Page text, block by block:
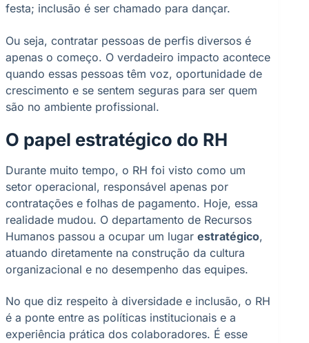
festa; inclusão é ser chamado para dançar.
Ou seja, contratar pessoas de perfis diversos é
apenas o começo. O verdadeiro impacto acontece
quando essas pessoas têm voz, oportunidade de
crescimento e se sentem seguras para ser quem
são no ambiente profissional.
O papel estratégico do RH
Durante muito tempo, o RH foi visto como um
setor operacional, responsável apenas por
contratações e folhas de pagamento. Hoje, essa
realidade mudou. O departamento de Recursos
Humanos passou a ocupar um lugar estratégico,
atuando diretamente na construção da cultura
organizacional e no desempenho das equipes.
No que diz respeito à diversidade e inclusão, o RH
é a ponte entre as políticas institucionais e a
experiência prática dos colaboradores. É esse